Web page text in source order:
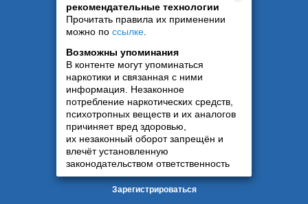
рекомендательные технологии
Прочитать правила их применении
можно по ссылке
Возможны упоминания
В контенте могут упоминаться
наркотики и связанная с ними
информация. Незаконное
потребление наркотических средств,
психотропных веществ и их аналогов
причиняет вред здоровью,
их незаконный оборот запрещён и
влечёт установленную
законодательством ответственность
Зарегистрироваться